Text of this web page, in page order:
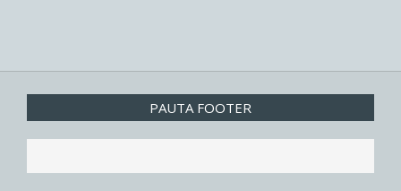
PAUTA FOOTER